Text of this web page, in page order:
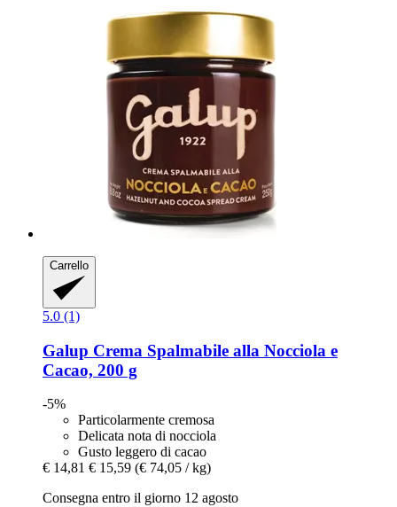
Carrello
5.0 (1)
Galup Crema Spalmabile alla Nocciola e
Cacao, 200 g
-5%
Particolarmente cremosa
Delicata nota di nocciola
Gusto leggero di cacao
€ 14,81 € 15,59 (€ 74,05 / kg)
Consegna entro il giorno 12 agosto